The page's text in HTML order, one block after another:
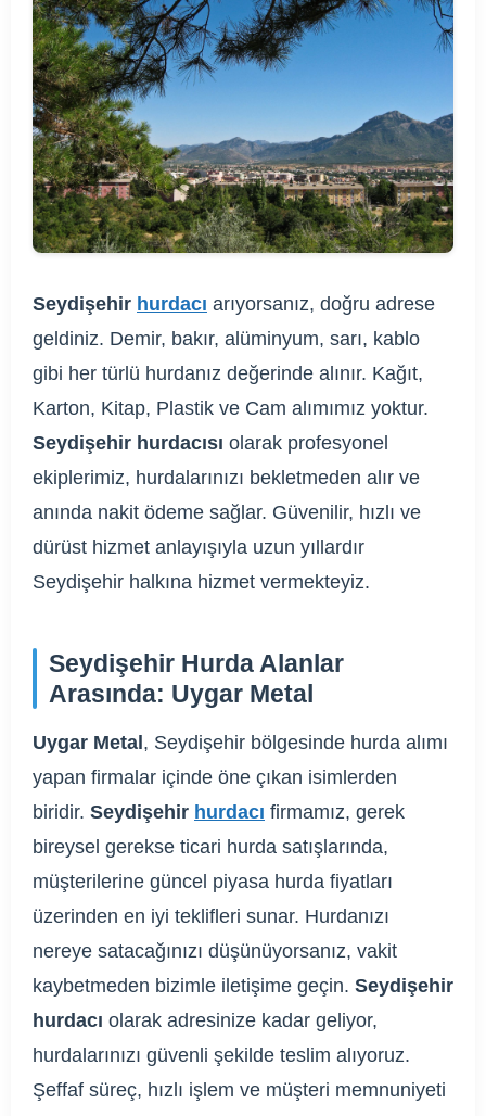
Seydişehir hurdacı arıyorsanız, doğru adrese
geldiniz. Demir, bakır, alüminyum, sarı, kablo
gibi her türlü hurdanız değerinde alınır. Kağıt,
Karton, Kitap, Plastik ve Cam alımımız yoktur.
Seydişehir hurdacısı olarak profesyonel
ekiplerimiz, hurdalarınızı bekletmeden alır ve
anında nakit ödeme sağlar. Güvenilir, hızlı ve
dürüst hizmet anlayışıyla uzun yıllardır
Seydişehir halkına hizmet vermekteyiz.
Seydişehir Hurda Alanlar
Arasında: Uygar Metal
Uygar Metal , Seydişehir bölgesinde hurda alımı
yapan firmalar içinde öne çıkan isimlerden
biridir. Seydişehir hurdacı firmamız, gerek
bireysel gerekse ticari hurda satışlarında,
müşterilerine güncel piyasa hurda fiyatları
üzerinden en iyi teklifleri sunar. Hurdanızı
nereye satacağınızı düşünüyorsanız, vakit
kaybetmeden bizimle iletişime geçin. Seydişehir
hurdacı olarak adresinize kadar geliyor,
hurdalarınızı güvenli şekilde teslim alıyoruz.
Şeffaf süreç, hızlı işlem ve müşteri memnuniyeti